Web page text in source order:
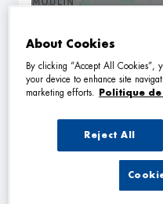
Horaires
NAVIGUER
About Cookies
By clicking “Accept All Cookies”,
your device to enhance site
marketing efforts.
Politique
Reject All